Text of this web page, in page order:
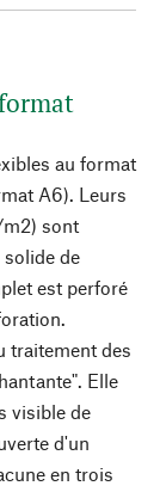
au format
A6). Leurs
m2) sont
solide de
est perforé
traitement des
Elle
visible de
d'un
en trois